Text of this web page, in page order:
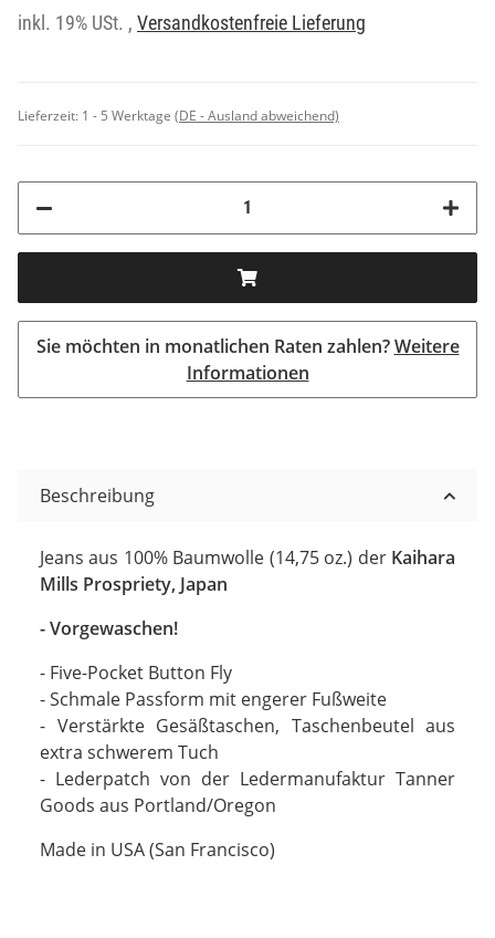
inkl. 19% USt. , Versandkostenfreie Lieferung
Lieferzeit: 1 - 5 Werktage (DE - Ausland abweichend)
Sie möchten in monatlichen Raten zahlen?Weitere
Informationen
Beschreibung
Jeans aus 100% Baumwolle (14,75 oz.) der Kaihara
Mills Prospriety, Japan
- Vorgewaschen!
- Five-Pocket Button Fly
-Schmale Passform mit engerer Fußweite
- Verstärkte Gesäßtaschen, Taschenbeutel aus
extra schwerem Tuch
- Lederpatch von der Ledermanufaktur Tanner
Goods aus Portland/Oregon
Made in USA (San Francisco)